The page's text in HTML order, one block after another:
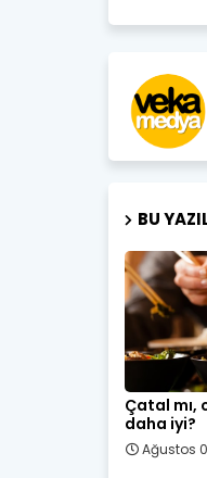
BU
Çatal mı,
daha iyi?
Ağustos